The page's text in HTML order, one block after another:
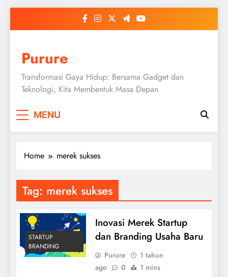
Purure
Transformasi Gaya Hidup: Bersama Gadget dan
Teknologi, Kita Membentuk Masa Depan
MENU
Home merek sukses
Tag: merek sukses
STARTUP
BRANDING
Inovasi Merek Startup
dan Branding Usaha Baru
Purure
1 tahun
ago
0 1 mins